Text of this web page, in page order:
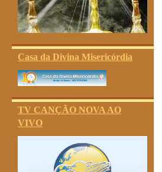
Casa da Divina Misericórdia
TV CANÇÃO NOVA AO
VIVO